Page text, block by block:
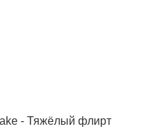
- Тяжёлый флирт